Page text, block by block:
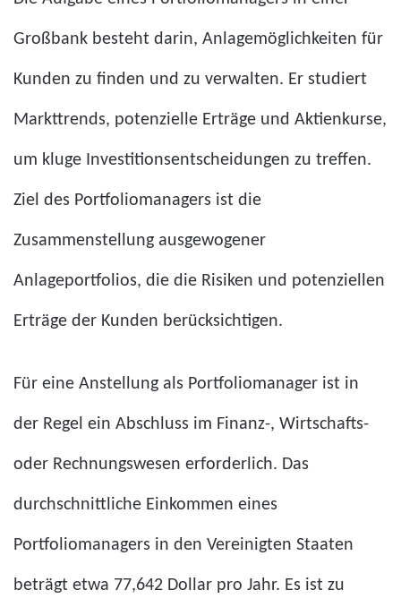
Großbank besteht darin, Anlagemöglichkeiten für
Kunden zu finden und zu verwalten. Er studiert
Markttrends, potenzielle Erträge und Aktienkurse,
um kluge Investitionsentscheidungen zu treffen.
Ziel des Portfoliomanagers ist die
Zusammenstellung ausgewogener
Anlageportfolios, die die Risiken und potenziellen
Erträge der Kunden berücksichtigen.
Für eine Anstellung als Portfoliomanager ist in
der Regel ein Abschluss im Finanz-, Wirtschafts-
oder Rechnungswesen erforderlich. Das
durchschnittliche Einkommen eines
Portfoliomanagers in den Vereinigten Staaten
beträgt etwa 77,642 Dollar pro Jahr. Es ist zu